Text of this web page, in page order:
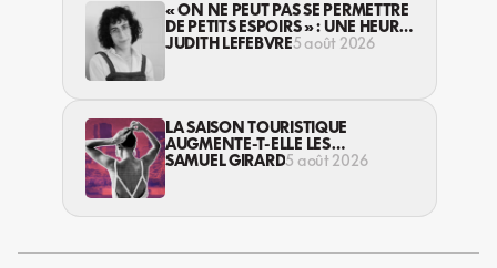
« ON NE PEUT PAS SE PERMETTRE
DE PETITS ESPOIRS » : UNE HEURE
AVEC AVI LEWIS
JUDITH LEFEBVRE5 août 2026
LA SAISON TOURISTIQUE
AUGMENTE-T-ELLE LES
VIOLENCES CONTRE LES
SAMUEL GIRARD5 août 2026